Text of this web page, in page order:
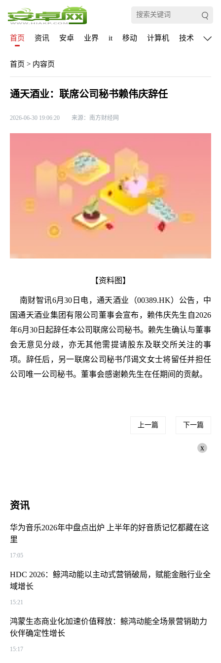
首页 资讯 安卓 业界 it 移动 计算机 技术 通信
首页 > 内容页
通天酒业：联席公司秘书赖伟庆辞任
2026-06-30 19:06:20 来源：南方财经网
【资料图】
南财智讯6月30日电，通天酒业（00389.HK）公告，中
国通天酒业集团有限公司董事会宣布，赖伟庆先生自2026
年6月30日起辞任本公司联席公司秘书。赖先生确认与董事
会无意见分歧，亦无其他需提请股东及联交所关注的事
项。辞任后，另一联席公司秘书邝谒文女士将留任并担任
公司唯一公司秘书。董事会感谢赖先生在任期间的贡献。
上一篇 下一篇
x
资讯
华为音乐2026年中盘点出炉 上半年的好音质记忆都藏在这
里
17:05
HDC 2026：鲸鸿动能以主动式营销破局，赋能金融行业全
域增长
15:21
鸿蒙生态商业化加速价值释放：鲸鸿动能全场景营销助力
伙伴确定性增长
15:17